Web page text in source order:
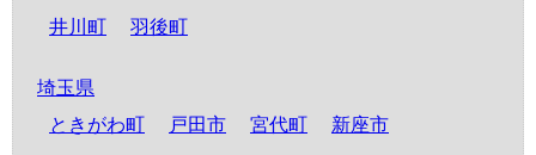
井川町 羽後町
埼玉県
ときがわ町
戸田市 宮代町 新座市